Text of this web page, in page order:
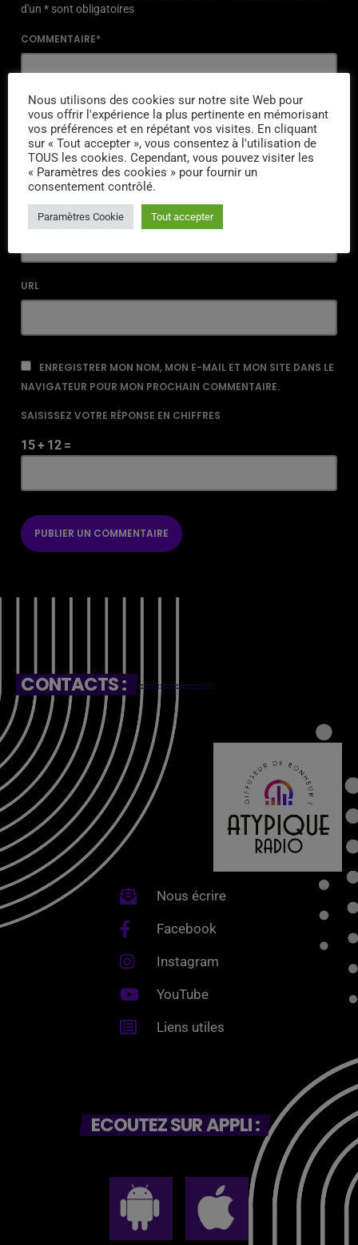
d'un * sont obligatoires
COMMENTAIRE*
NOM*
EMAIL*
URL
ENREGISTRER MON NOM, MON E-MAIL ET MON SITE DANS LE
NAVIGATEUR POUR MON PROCHAIN COMMENTAIRE.
SAISISSEZ VOTRE RÉPONSE EN CHIFFRES
15 + 12 =
CONTACTS :
Nous écrire
Facebook
Instagram
YouTube
Liens utiles
ECOUTEZ SUR APPLI :
Nous utilisons des cookies sur notre site Web pour
vous offrir l'expérience la plus pertinente en mémorisant
vos préférences et en répétant vos visites. En cliquant
sur « Tout accepter », vous consentez à l'utilisation de
TOUS les cookies. Cependant, vous pouvez visiter les
« Paramètres des cookies » pour fournir un
consentement contrôlé.
Paramètres Cookie Tout accepter